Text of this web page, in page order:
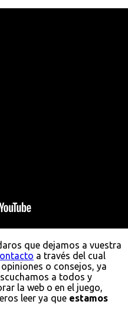
que dejamos a vuestra
a través del cual
o consejos, ya
a todos y
la web o en el juego,
leer ya que estamos